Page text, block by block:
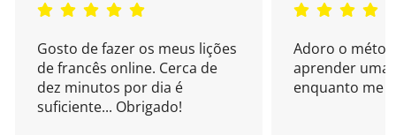
Gosto de fazer os meus lições
de francês online. Cerca de
dez minutos por dia é
suficiente... Obrigado!
Adoro o
aprender uma
enquanto me